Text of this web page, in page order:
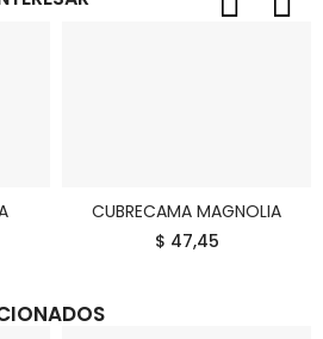
COMPRAR
CUBRECAMA MAGNOLIA
$ 47,45